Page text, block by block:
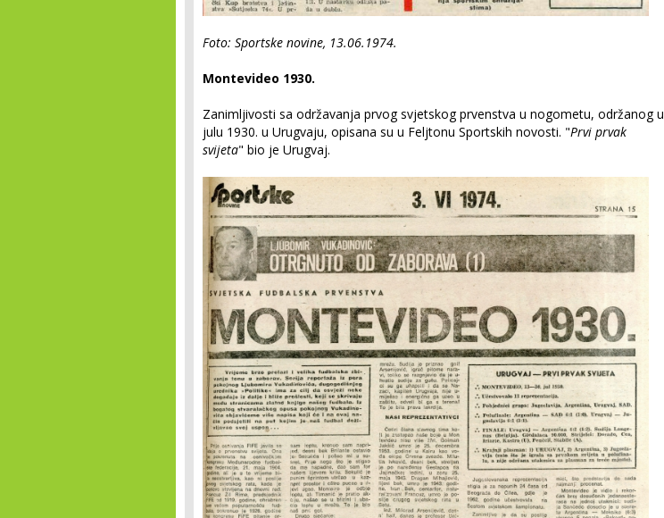
Foto: Sportske novine, 13.06.1974.
Montevideo 1930.
Zanimljivosti sa održavanja prvog svjetskog prvenstva u nogometu, održanog u
julu 1930. u Urugvaju, opisana su u Feljtonu Sportskih novosti. "Prvi prvak
svijeta" bio je Urugvaj.